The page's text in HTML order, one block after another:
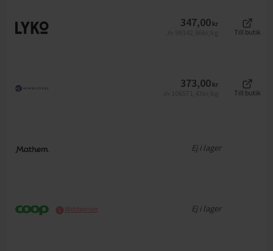
347,00 kr
Till butik
373,00 kr
Till butik
Ej i lager
Webbpriser Ej i lager